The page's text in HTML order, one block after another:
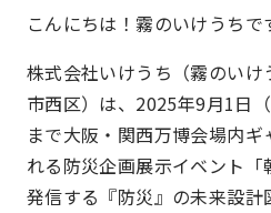
こんにちは！霧のいけうちで
株式会社いけうち（霧のい
市西区）は、2025年9月1日
まで大阪・関西万博会場内
れる防災企画展示イベント
発信する『防災』の未来設計